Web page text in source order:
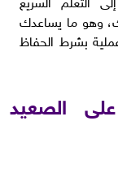
وهو ما يساعدك
بشرط الحفاظ
الصعيد